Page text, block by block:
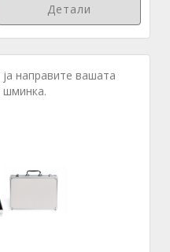
Детали
направите вашата
шминка.